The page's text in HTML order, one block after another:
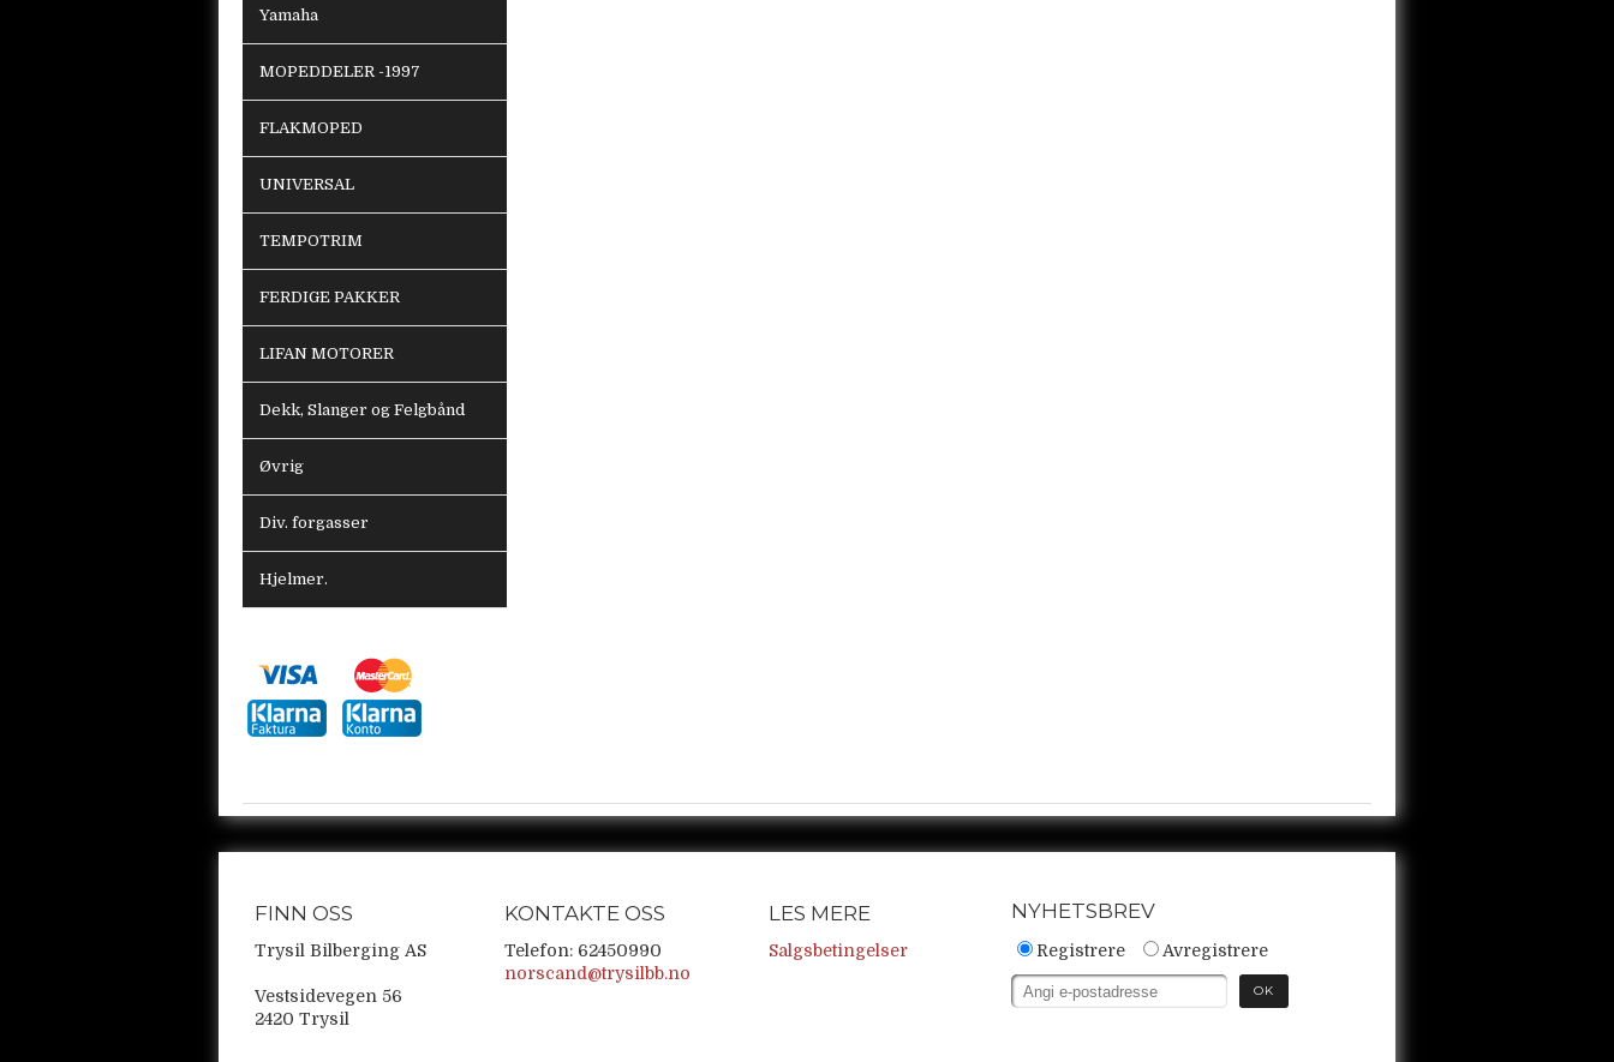
Yamaha
MOPEDDELER -1997
FLAKMOPED
UNIVERSAL
TEMPOTRIM
FERDIGE PAKKER
LIFAN MOTORER
Dekk, Slanger og Felgbånd
Øvrig
Div. forgasser
Hjelmer.
FINN OSS
Trysil Bilberging AS
Vestsidevegen 56
2420 Trysil
KONTAKTE OSS
Telefon: 62450990
norscand@trysilbb.no
LES MERE
Salgsbetingelser
NYHETSBREV
Registrere Avregistrere
OK